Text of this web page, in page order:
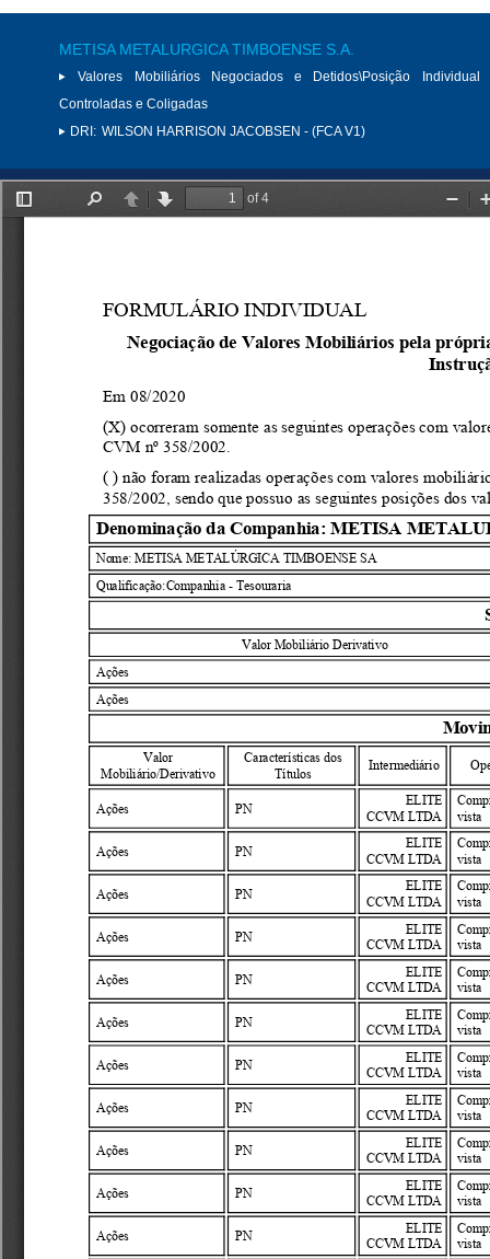
METISA METALURGICA TIMBOENSE S.A.
Valores Mobiliários Negociados e Detidos\Posição
Controladas e Coligadas
DRI: WILSON HARRISON JACOBSEN - (FCA V1)